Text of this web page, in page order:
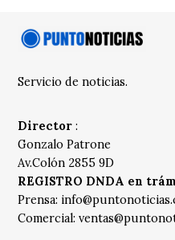
Servicio de noticias.
Director :
Gonzalo Patrone
Av.Colón 2855 9D
REGISTRO DNDA en
Prensa:
Comercial: